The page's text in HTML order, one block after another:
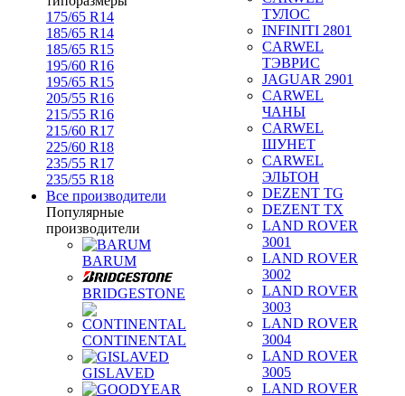
175/65 R14
185/65 R14
185/65 R15
195/60 R16
195/65 R15
205/55 R16
215/55 R16
215/60 R17
225/60 R18
235/55 R17
235/55 R18
Все производители
Популярные
производители
BARUM
BRIDGESTONE
CONTINENTAL
GISLAVED
ТУЛОС
INFINITI 2801
CARWEL
ТЭВРИС
JAGUAR 2901
CARWEL
ЧАНЫ
CARWEL
ШУНЕТ
CARWEL
ЭЛЬТОН
DEZENT TG
DEZENT TX
LAND ROVER
3001
LAND ROVER
3002
LAND ROVER
3003
LAND ROVER
3004
LAND ROVER
3005
LAND ROVER